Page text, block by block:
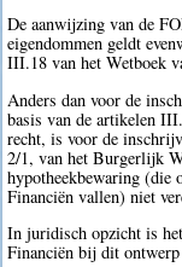
De aanwijzing van de
eigendommen geldt
III.18 van het Wetboek
Anders dan voor de
basis van de artikelen
recht, is voor de
2/1, van het Burgerlijk
hypotheekbewaring (die
Financiën vallen) niet
In juridisch opzicht is
Financiën bij dit